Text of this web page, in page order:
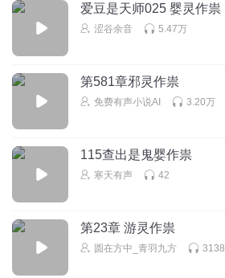
爱豆是天师025 婴灵作祟
涩谷余音 5.47万
第581章邪灵作祟
免费有声小说AI 3.20万
115查出是鬼婴作祟
寒天有声 42
第23章 游灵作祟
圆在方中_青羽九方 3138